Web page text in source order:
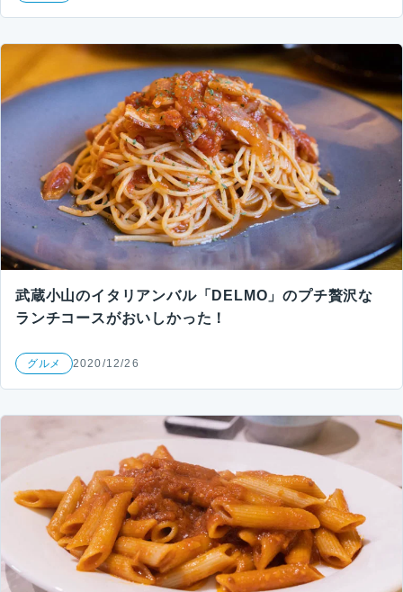
武蔵小山のイタリアンバル「DELMO」のプチ贅沢な
ランチコースがおいしかった！
グルメ 2020/12/26